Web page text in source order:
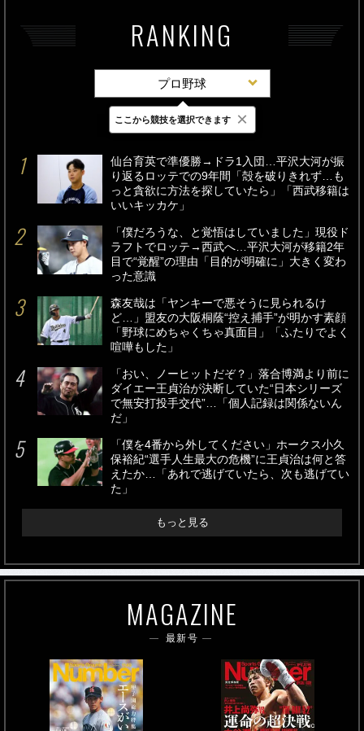
RANKING
プロ野球
最新 24時間 週間
仙台育英で準優勝→ドラ1入団…平沢大河が振
り返るロッテでの9年間「殻を破りきれず…も
っと貪欲に方法を探していたら」「西武移籍は
いいキッカケ」
「僕だろうな、と覚悟はしていました」現役ド
ラフトでロッテ→西武へ…平沢大河が移籍2年
目で“覚醒”の理由「目的が明確に」大きく変わ
った意識
森友哉は「ヤンキーで悪そうに見られるけ
ど…」盟友の大阪桐蔭“控え捕手”が明かす素顔
「野球にめちゃくちゃ真面目」「ふたりでよく
喧嘩もした」
「おい、ノーヒットだぞ？」落合博満より前に
ダイエー王貞治が決断していた“日本シリーズ
で無安打投手交代”…「個人記録は関係ないん
だ」
「僕を4番から外してください」ホークス小久
保裕紀“選手人生最大の危機”に王貞治は何と答
えたか…「あれで逃げていたら、次も逃げてい
た」
もっと見る
MAGAZINE
最新号
ここから競技を選択できます ×